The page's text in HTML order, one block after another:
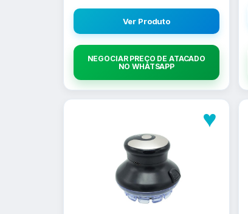
Ver Produto
NEGOCIAR PREÇO DE ATACADO
NO WHATSAPP
♥